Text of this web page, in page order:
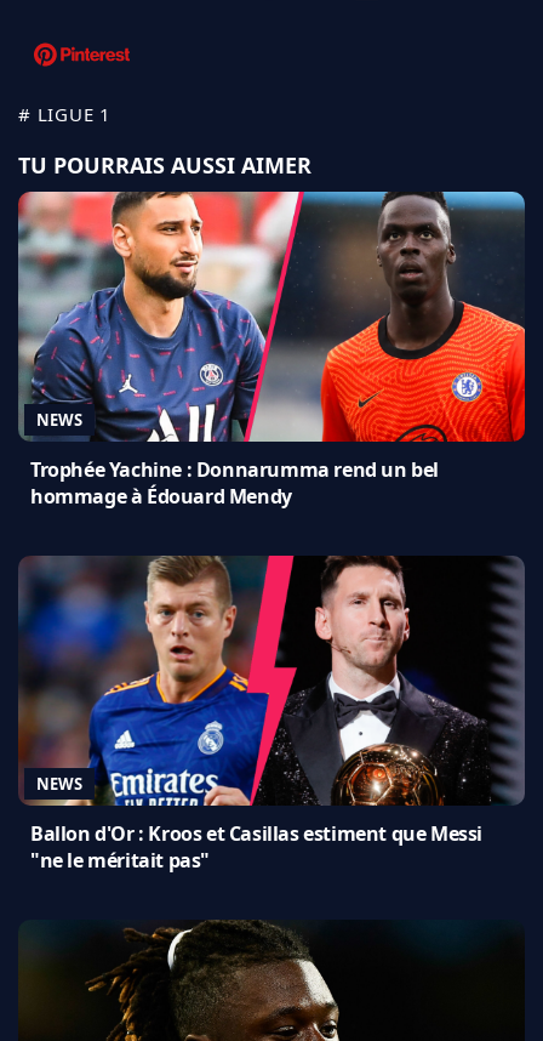
# LIGUE 1
TU POURRAIS AUSSI AIMER
NEWS
Trophée Yachine : Donnarumma rend un bel
hommage à Édouard Mendy
NEWS
Ballon d'Or : Kroos et Casillas estiment que Messi
"ne le méritait pas"